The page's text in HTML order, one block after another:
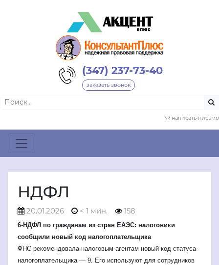
(347) 237-73-40
заказать звонок
написать письмо
НДФЛ
20.01.2026 < 1 мин. 158
6-НДФЛ по гражданам из стран ЕАЭС: налоговики
сообщили новый код налогоплательщика
ФНС рекомендовала налоговым агентам новый код статуса
налогоплательщика — 9. Его используют для сотрудников